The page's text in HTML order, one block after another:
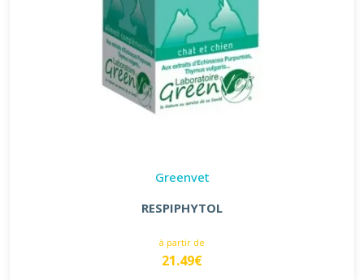
Greenvet
RESPIPHYTOL
à partir de
21.49€